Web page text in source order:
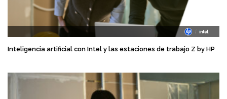
Inteligencia artificial con Intel y las estaciones de trabajo Z by HP